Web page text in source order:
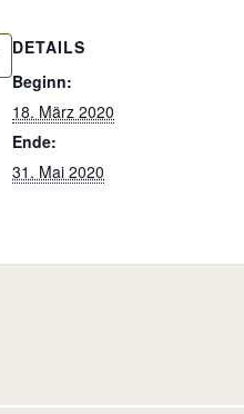
DETAILS
Beginn:
18. März 2020
Ende:
31. Mai 2020